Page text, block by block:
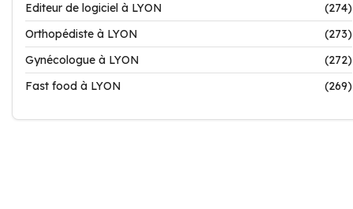
Editeur de logiciel à LYON
(274)
Orthopédiste à LYON
(273)
Gynécologue à LYON
(272)
Fast food à LYON
(269)